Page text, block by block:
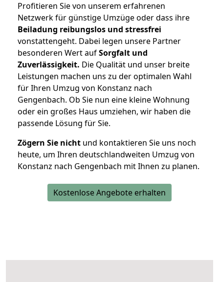
Profitieren Sie von unserem erfahrenen
Netzwerk für günstige Umzüge oder dass ihre
Beiladung reibungslos und stressfrei
vonstattengeht. Dabei legen unsere Partner
besonderen Wert aufSorgfalt und
Zuverlässigkeit. Die Qualität und unser breite
Leistungen machen uns zu der optimalen Wahl
für Ihren Umzug von Konstanz nach
Gengenbach. Ob Sie nun eine kleine Wohnung
oder ein großes Haus umziehen, wir haben die
passende Lösung für Sie.
Zögern Sie nicht und kontaktieren Sie uns noch
heute, um Ihren deutschlandweiten Umzug von
Konstanz nach Gengenbach mit Ihnen zu planen.
Kostenlose Angebote erhalten